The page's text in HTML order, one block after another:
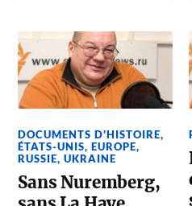
DOCUMENTS D'HISTOIRE,
ÉTATS-UNIS,EUROPE,
RUSSIE,UKRAINE
Sans Nuremberg,